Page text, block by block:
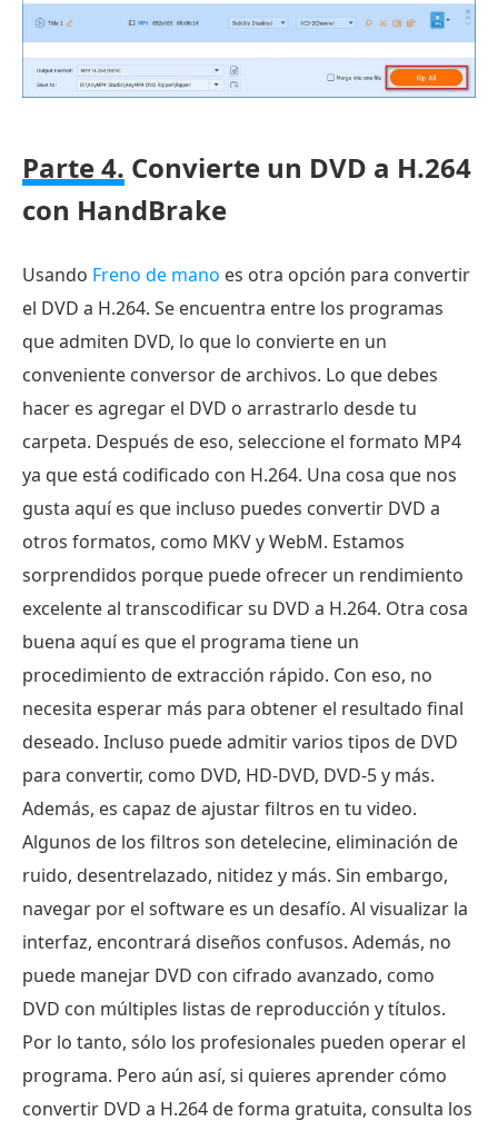
Parte 4. Convierte un DVD a H.264
con HandBrake
Usando Freno de mano es otra opción para convertir
el DVD a H.264. Se encuentra entre los programas
que admiten DVD, lo que lo convierte en un
conveniente conversor de archivos. Lo que debes
hacer es agregar el DVD o arrastrarlo desde tu
carpeta. Después de eso, seleccione el formato MP4
ya que está codificado con H.264. Una cosa que nos
gusta aquí es que incluso puedes convertir DVD a
otros formatos, como MKV y WebM. Estamos
sorprendidos porque puede ofrecer un rendimiento
excelente al transcodificar su DVD a H.264. Otra cosa
buena aquí es que el programa tiene un
procedimiento de extracción rápido. Con eso, no
necesita esperar más para obtener el resultado final
deseado. Incluso puede admitir varios tipos de DVD
para convertir, como DVD, HD-DVD, DVD-5 y más.
Además, es capaz de ajustar filtros en tu video.
Algunos de los filtros son detelecine, eliminación de
ruido, desentrelazado, nitidez y más. Sin embargo,
navegar por el software es un desafío. Al visualizar la
interfaz, encontrará diseños confusos. Además, no
puede manejar DVD con cifrado avanzado, como
DVD con múltiples listas de reproducción y títulos.
Por lo tanto, sólo los profesionales pueden operar el
programa. Pero aún así, si quieres aprender cómo
convertir DVD a H.264 de forma gratuita, consulta los